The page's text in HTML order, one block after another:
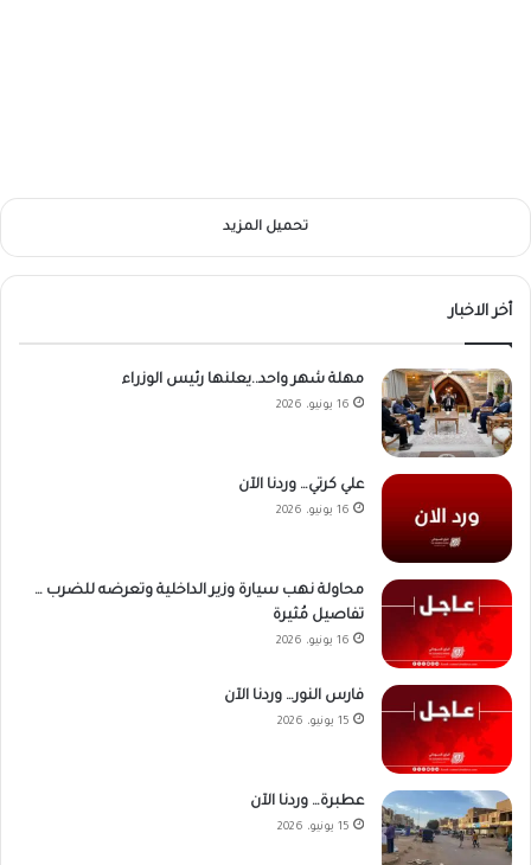
تحميل المزيد
أخر الاخبار
مهلة شهر واحد..يعلنها رئيس الوزراء
16 يونيو، 2026
علي كرتي… وردنا الآن
16 يونيو، 2026
محاولة نهب سيارة وزير الداخلية وتعرضه للضرب …
تفاصيل مُثيرة
16 يونيو، 2026
فارس النور… وردنا الآن
15 يونيو، 2026
عطبرة… وردنا الآن
15 يونيو، 2026